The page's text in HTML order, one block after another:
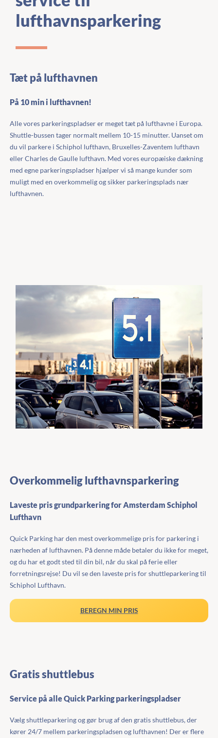
lufthavnsparkering
Tæt på lufthavnen
På 10 min i lufthavnen!
Alle vores parkeringspladser er meget tæt på lufthavne i Europa.
Shuttle-bussen tager normalt mellem 10-15 minutter. Uanset om
du vil parkere i Schiphol lufthavn, Bruxelles-Zaventem lufthavn
eller Charles de Gaulle lufthavn. Med vores europæiske dækning
med egne parkeringspladser hjælper vi så mange kunder som
muligt med en overkommelig og sikker parkeringsplads nær
lufthavnen.
Overkommelig lufthavnsparkering
Laveste pris grundparkering for Amsterdam Schiphol
Lufthavn
Quick Parking har den mest overkommelige pris for parkering i
nærheden af lufthavnen. På denne måde betaler du ikke for meget,
og du har et godt sted til din bil, når du skal på ferie eller
forretningsrejse! Du vil se den laveste pris for shuttleparkering til
Schiphol Lufthavn.
BEREGN MIN PRIS
Gratis shuttlebus
Service på alle Quick Parking parkeringspladser
Vælg shuttleparkering og gør brug af den gratis shuttlebus, der
kører 24/7 mellem parkeringspladsen og lufthavnen! Der er flere